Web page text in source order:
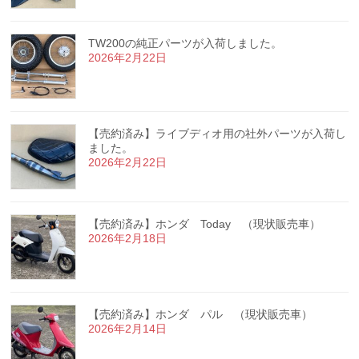
TW200の純正パーツが入荷しました。
2026年2月22日
【売約済み】ライブディオ用の社外パーツが入荷し
ました。
2026年2月22日
【売約済み】ホンダ Today （現状販売車）
2026年2月18日
【売約済み】ホンダ パル （現状販売車）
2026年2月14日